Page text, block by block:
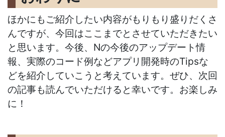
ほかにもご紹介したい内容がもりもり盛りだくさ
んですが、今回はここまでとさせていただきたい
と思います。今後、Nの今後のアップデート情
報、実際のコード例などアプリ開発時のTipsな
どを紹介していこうと考えています。ぜひ、次回
の記事も読んでいただけると幸いです。お楽しみ
に！